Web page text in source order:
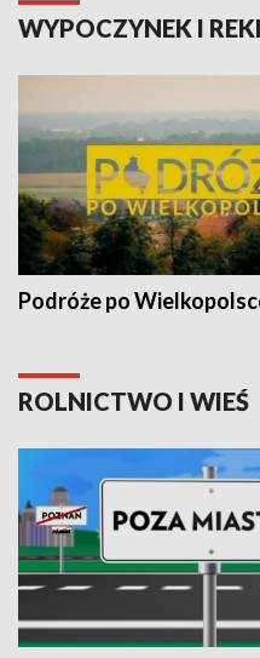
WYPOCZYNEK I
Podróże po
ROLNICTWO I WIEŚ